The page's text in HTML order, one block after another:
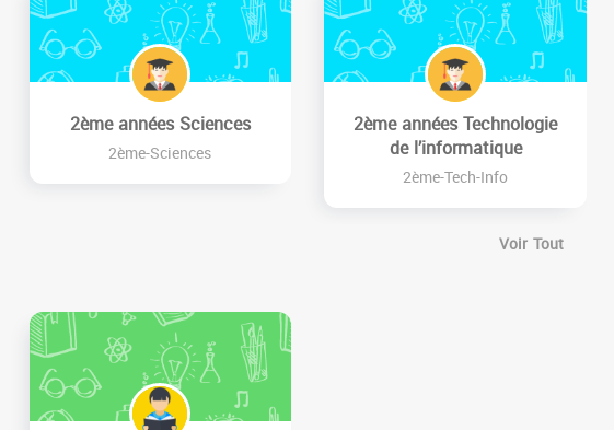
2ème années Sciences
2ème-Sciences
2ème années Technologie
de l’informatique
2ème-Tech-Info
Voir Tout